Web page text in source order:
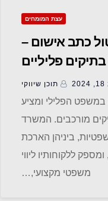
עצת המומחים
כתב אישום –
פליליים
תוכן שיווקי
הפלילי ומציע
מורכבים. המשרד
ביניהן הארכת
ללקוחותיו ליווי
משפטי מקצועי,…